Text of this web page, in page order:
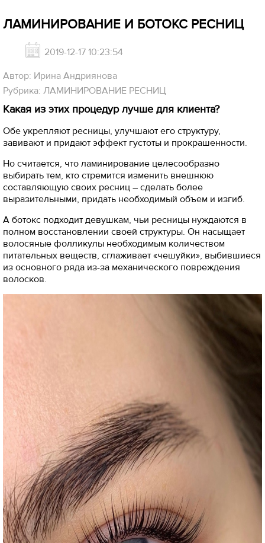
ЛАМИНИРОВАНИЕ И БОТОКС РЕСНИЦ
2019-12-17 10:23:54
Автор: Ирина Андриянова
Рубрика: ЛАМИНИРОВАНИЕ РЕСНИЦ
Какая из этих процедур лучше для клиента?
Обе укрепляют ресницы, улучшают его структуру,
завивают и придают эффект густоты и прокрашенности.
Но считается, что ламинирование целесообразно
выбирать тем, кто стремится изменить внешнюю
составляющую своих ресниц – сделать более
выразительными, придать необходимый объем и изгиб.
А ботокс подходит девушкам, чьи ресницы нуждаются в
полном восстановлении своей структуры. Он насыщает
волосяные фолликулы необходимым количеством
питательных веществ, сглаживает «чешуйки», выбившиеся
из основного ряда из-за механического повреждения
волосков.